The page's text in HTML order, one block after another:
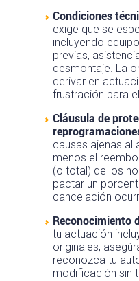
Condiciones
exige que se
incluyendo
previas,
desmontaje. La
derivar en
frustración para
Cláusula de
causas ajenas al
menos el
(o total) de los
pactar un
cancelación
Reconocimiento
tu actuación
originales,
reconozca tu
modificación sin